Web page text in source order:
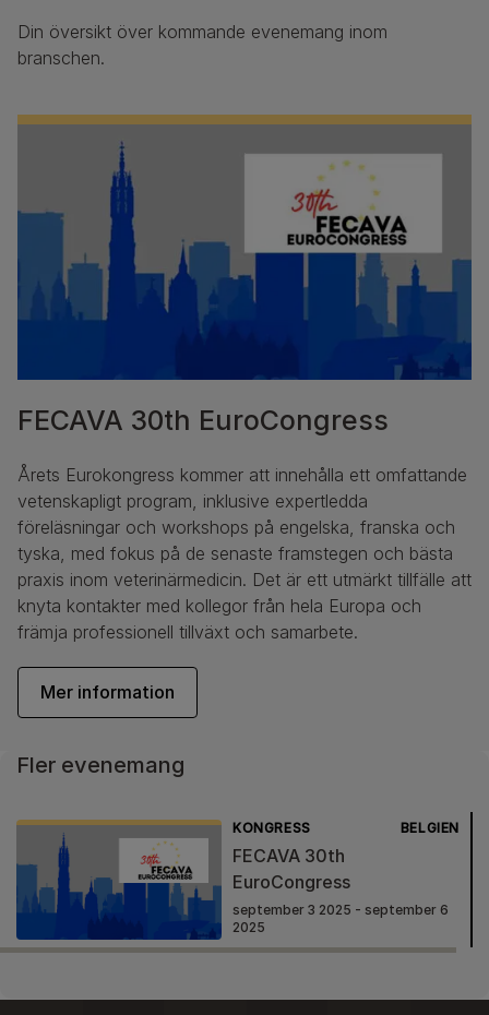
Din översikt över kommande evenemang inom
branschen.
FECAVA 30th EuroCongress
Årets Eurokongress kommer att innehålla ett omfattande
vetenskapligt program, inklusive expertledda
föreläsningar och workshops på engelska, franska och
tyska, med fokus på de senaste framstegen och bästa
praxis inom veterinärmedicin. Det är ett utmärkt tillfälle att
knyta kontakter med kollegor från hela Europa och
främja professionell tillväxt och samarbete.
Mer information
Fler evenemang
KONGRESS BELGIEN
FECAVA 30th
EuroCongress
september 3 2025 - september 6
2025